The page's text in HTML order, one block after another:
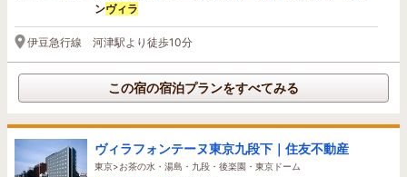
ンヴィラ
伊豆急行線 河津駅より徒歩10分
この宿の宿泊プランをすべてみる
ヴィラフォンテーヌ東京九段下｜住友不動産
東京>お茶の水・湯島・九段・後楽園・東京ドーム